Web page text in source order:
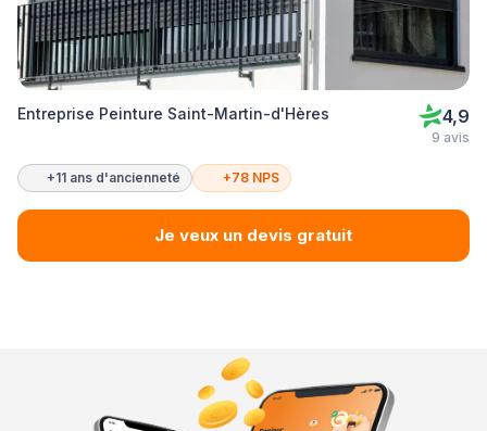
Entreprise Peinture Saint-Martin-d'Hères 4,9
9 avis
+11 ans d'ancienneté +78 NPS
Je veux un devis gratuit